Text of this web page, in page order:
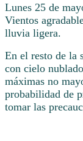
Lunes 25 de
Vientos
lluvia ligera.
En el resto de la
con cielo
máximas no
probabilidad de
tomar las